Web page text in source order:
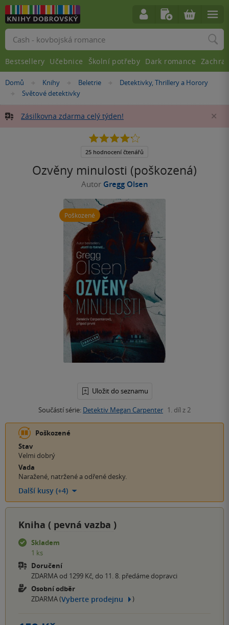
Nacházíte
Domů »Knihy »Beletrie »
Detektivky, Thrillery a Horory
»
Světové detektivky
Zásilkovna zdarma celý týden!
Ozvěny minulosti (poškozená)
Autor Gregg Olsen
Poškozené
Uložit do seznamu
Součástí série: Detektiv Megan Carpenter 1. díl z 2
4.2
5
25 hodnocení čtenářů
Poškozené
Stav
Velmi dobrý
Vada
Naražené, natržené a odřené desky.
Další kusy (+4)
Kniha ( pevná vazba )
Skladem
1 ks
Doručení
ZDARMA od 1299 Kč, do 11. 8. předáme dopravci
Osobní odběr
ZDARMA (Vyberte prodejnu )
Vyhledávání
Bestsellery Učebnice Školní potřeby Dark romance